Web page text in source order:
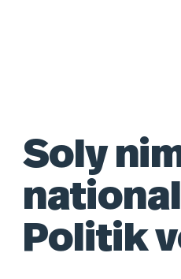
Soly
Politik